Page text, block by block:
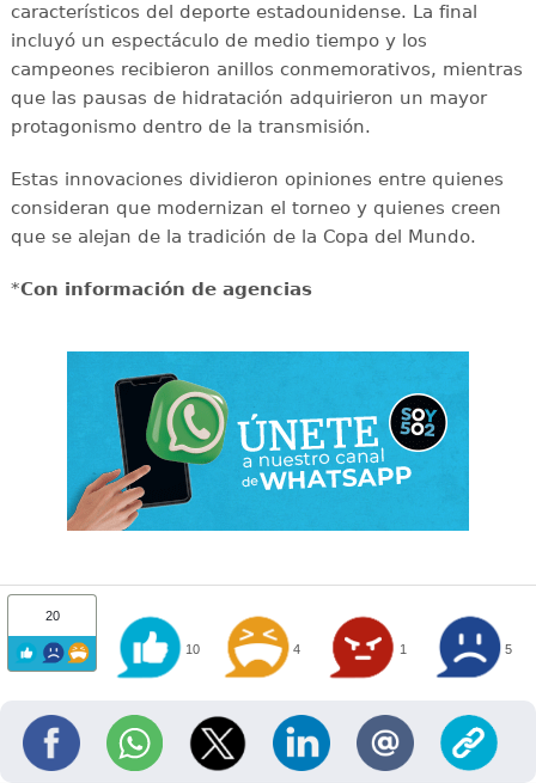
característicos del deporte estadounidense. La final
incluyó un espectáculo de medio tiempo y los
campeones recibieron anillos conmemorativos, mientras
que las pausas de hidratación adquirieron un mayor
protagonismo dentro de la transmisión.
Estas innovaciones dividieron opiniones entre quienes
consideran que modernizan el torneo y quienes creen
que se alejan de la tradición de la Copa del Mundo.
*Con información de agencias
20
10 4 1 5